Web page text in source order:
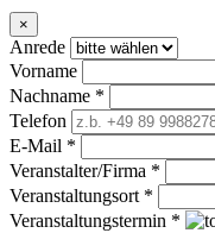
×
Anrede
Vorname
Nachname *
Telefon
E-Mail *
Veranstalter/Firma *
Veranstaltungsort *
Veranstaltungstermin *